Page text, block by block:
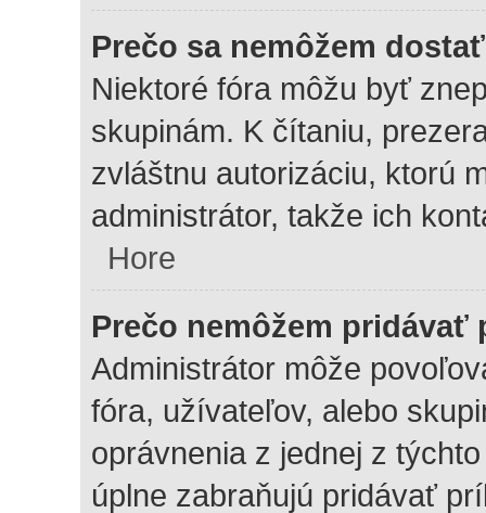
Prečo sa nemôžem
Niektoré fóra môžu byť
skupinám. K čítaniu,
zvláštnu autorizáciu, ktorú
administrátor, takže ich
Hore
Prečo nemôžem pridávať
Administrátor môže
fóra, užívateľov, alebo
oprávnenia z jednej z
úplne zabraňujú pridávať